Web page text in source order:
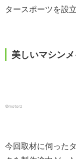
タースポーツを設
美しいマシンメ
©motorz
今回取材に伺った